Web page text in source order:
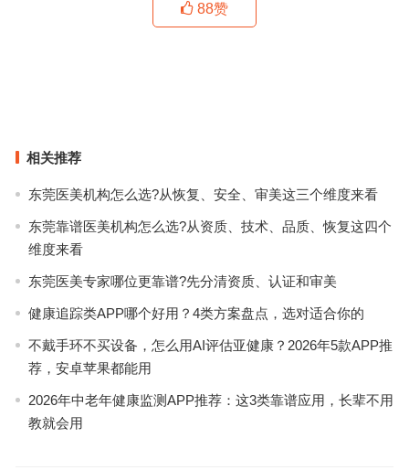
88赞
相关推荐
东莞医美机构怎么选?从恢复、安全、审美这三个维度来看
东莞靠谱医美机构怎么选?从资质、技术、品质、恢复这四个
维度来看
东莞医美专家哪位更靠谱?先分清资质、认证和审美
健康追踪类APP哪个好用？4类方案盘点，选对适合你的
不戴手环不买设备，怎么用AI评估亚健康？2026年5款APP推
荐，安卓苹果都能用
2026年中老年健康监测APP推荐：这3类靠谱应用，长辈不用
教就会用